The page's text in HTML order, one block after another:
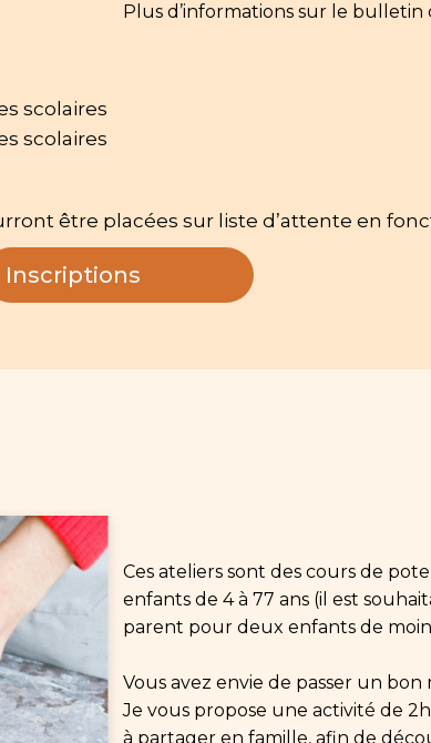
Plus d’informations sur le bulletin
scolaires
scolaires
être placées sur liste d’attente en
Inscriptions
Ces ateliers sont des cours de
enfants de 4 à 77 ans (il est
parent pour deux enfants de
Vous avez envie de passer un
Je vous propose une activité de
à partager en famille, afin de